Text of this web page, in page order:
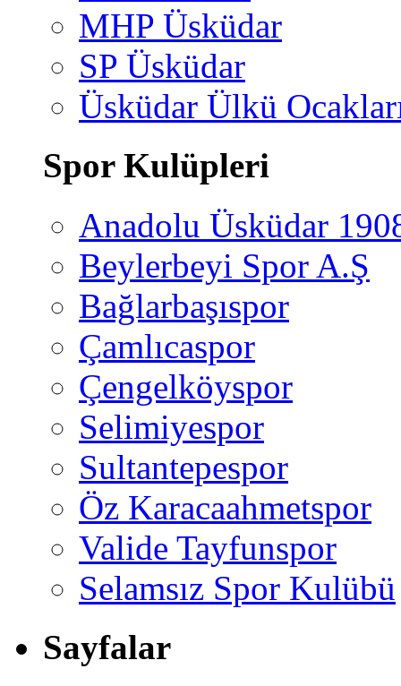
MHP Üsküdar
SP Üsküdar
Üsküdar Ülkü
Spor Kulüpleri
Anadolu Üsküdar
Beylerbeyi Spor A.Ş
Bağlarbaşıspor
Çamlıcaspor
Çengelköyspor
Selimiyespor
Sultantepespor
Öz Karacaahmetspor
Valide Tayfunspor
Selamsız Spor Kulübü
Sayfalar